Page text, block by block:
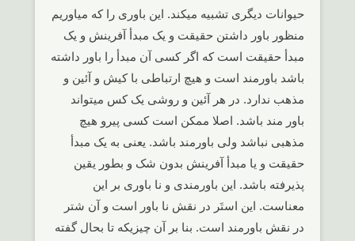
حیوانات دیگری تشبیه میکند. این باوری را که میاوریم
منظور باور داشتن حقیقت و یک مبدأ آفرینش و یک
مبدأ حقیقت است که اگر کسی آن مبدأ را باور داشته
باشد باورمند است و هیچ ارتباطی با کیش و آئین و
مذهب ندارد. در هر آئین و روشی یک کس میتواند
باور مند باشد. اصلا ممکن است کسی پیرو هیچ
مذهبی نباشد ولی باورمند باشد. یعنی به یک مبدأ
حقیقت و یا مبدأ آفرینش بدون شک و بطور یقین
پذیرفته باشد. این باورمندی و نا باوری بر این
معناست. این استَر در نقش نا باور است و آن شتر
در نقش باورمند است. بنا بر آن چیزیکه تا بحال گفته